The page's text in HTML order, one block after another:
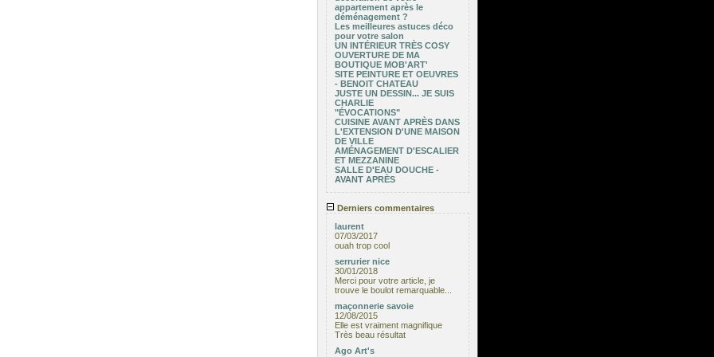
appartement après le
déménagement ?
Les meilleures astuces déco
pour votre salon
UN INTÉRIEUR TRÈS COSY
OUVERTURE DE MA
BOUTIQUE MOB'ART'
SITE PEINTURE ET OEUVRES
- BENOIT CHATEAU
JUSTE UN DESSIN... JE SUIS
CHARLIE
"ÉVOCATIONS"
CUISINE AVANT APRÈS DANS
L'EXTENSION D'UNE MAISON
DE VILLE
AMÉNAGEMENT D'ESCALIER
ET MEZZANINE
SALLE D'EAU DOUCHE -
AVANT APRÈS
Derniers commentaires
laurent
07/03/2017
ouah trop cool
serrurier nice
30/01/2018
Merci pour votre article, je
trouve le boulot remarquable...
maçonnerie savoie
12/08/2015
Elle est vraiment magnifique
Très beau résultat
Ago Art's